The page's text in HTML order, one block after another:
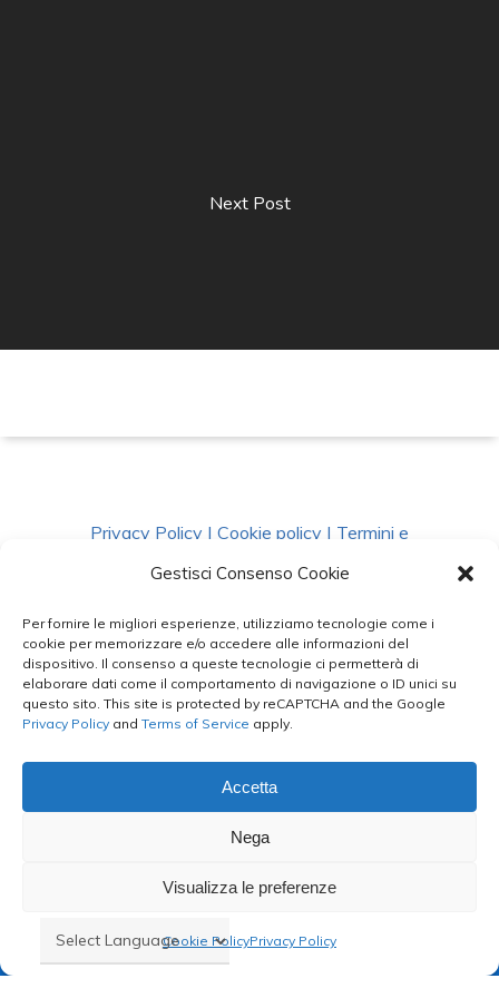
Gestisci Consenso Cookie
Per fornire le migliori esperienze, utilizziamo tecnologie come i
cookie per memorizzare e/o accedere alle informazioni del
dispositivo. Il consenso a queste tecnologie ci permetterà di
elaborare dati come il comportamento di navigazione o ID unici su
questo sito. This site is protected by reCAPTCHA and the Google
Privacy Policy and Terms of Service apply.
Accetta
Nega
Visualizza le preferenze
Cookie PolicyPrivacy Policy
Next Post
Privacy Policy | Cookie policy | Termini e
Condizioni|Richiedi Dati
facebook instagram whatsappphone
email
Le Bontà del Capo ©